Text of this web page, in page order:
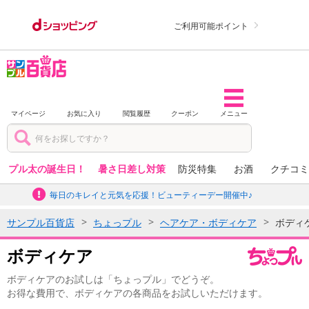
ご利用可能ポイント
マイページ お気に入り 閲覧履歴 クーポン メニュー
プル太の誕生日！ 暑さ日差し対策 防災特集 お酒 クチコ
毎日のキレイと元気を応援！ビューティーデー開催中♪
サンプル百貨店 ちょっプル ヘアケア・ボディケア ボディ
ボディケア
ボディケアのお試しは「ちょっプル」でどうぞ。
お得な費用で、ボディケアの各商品をお試しいただけます。